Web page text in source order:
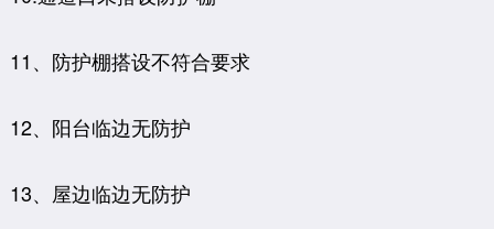
11、防护棚搭设不符合要求
12、阳台临边无防护
13、屋边临边无防护